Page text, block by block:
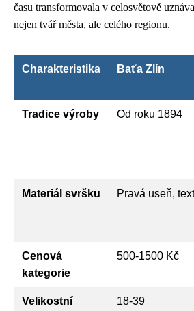
času transformovala v celosvětově
nejen tvář města, ale celého regionu.
Charakteristika Baťa Zlín
Tradice výroby Od roku 1894
Materiál svršku Pravá useň,
Cenová
kategorie
500-1500 Kč
Velikostní
18-39